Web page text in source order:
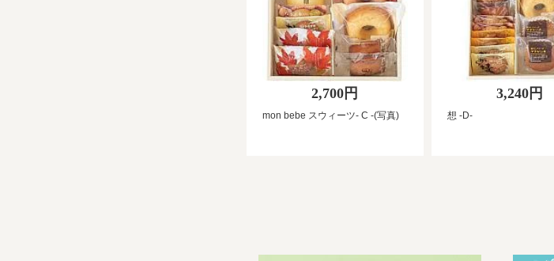
2,700円
mon bebe スウィーツ- C -(写真)
3,240円
想 -D-